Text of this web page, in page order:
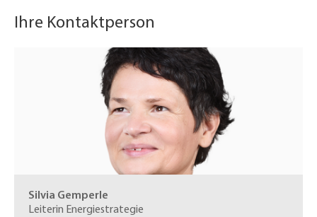
Ihre Kontaktperson
Silvia Gemperle
Leiterin Energiestrategie